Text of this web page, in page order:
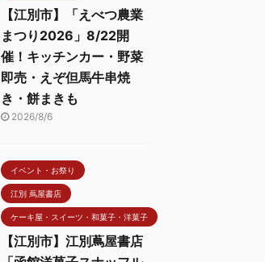
【江別市】「えべつ農業
まつり2026」8/22開
催！キッチンカー・野菜
即売・えぞ但馬牛串焼
き・餅まきも
2026/8/6
イベント・お祭り
江別 蔦屋書店
ケーキ屋・スイーツ・和菓子・洋菓子
【江別市】江別蔦屋書店